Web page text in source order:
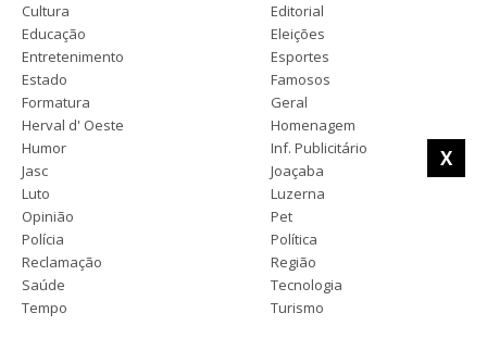
X
Cultura
Editorial
Educação
Eleições
Entretenimento
Esportes
Estado
Famosos
Formatura
Geral
Herval d' Oeste
Homenagem
Humor
Inf. Publicitário
Jasc
Joaçaba
Luto
Luzerna
Opinião
Pet
Polícia
Política
Reclamação
Região
Saúde
Tecnologia
Tempo
Turismo